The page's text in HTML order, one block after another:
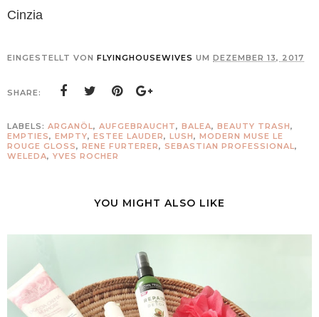
Cinzia
EINGESTELLT VON FLYINGHOUSEWIVES UM DEZEMBER 13, 2017
SHARE:
LABELS: ARGANÖL, AUFGEBRAUCHT, BALEA, BEAUTY TRASH,
EMPTIES, EMPTY, ESTEE LAUDER, LUSH, MODERN MUSE LE
ROUGE GLOSS, RENE FURTERER, SEBASTIAN PROFESSIONAL,
WELEDA, YVES ROCHER
YOU MIGHT ALSO LIKE